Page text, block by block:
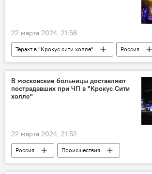
22 марта 2024, 21:58
Теракт в "Крокус сити холле"
Россия
Владимир Путин
Кремль теракт
В московские больницы доставляют
пострадавших при ЧП в "Крокус Сити
холле"
22 марта 2024, 21:52
Россия
Происшествия
Теракт в "Крокус сити холле"